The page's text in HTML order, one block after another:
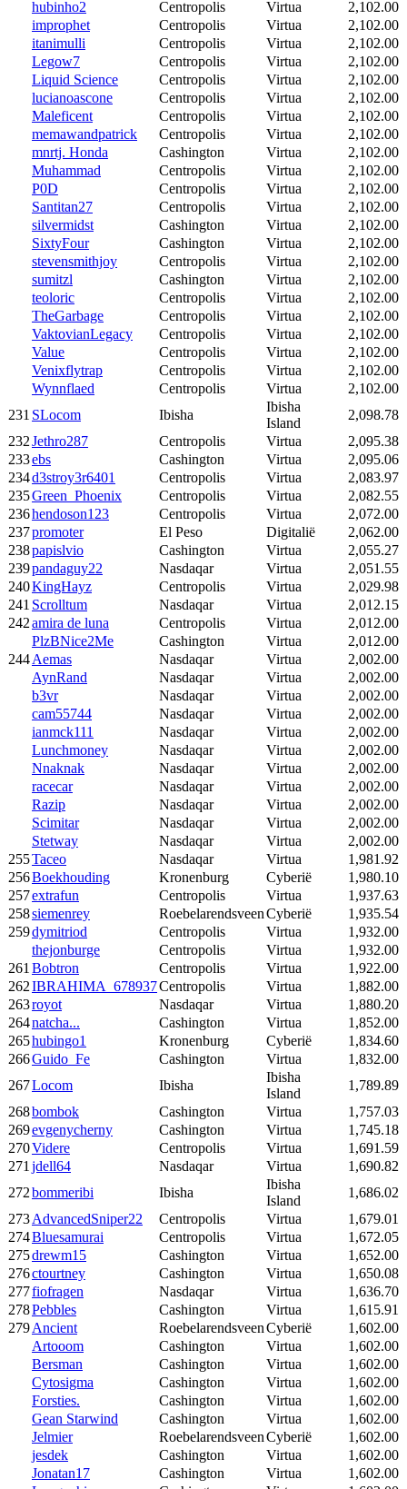
hubinho2 Centropolis Virtua
2,102.00
improphet
Centropolis Virtua
2,102.00
itanimulli
Centropolis Virtua
2,102.00
Legow7
Centropolis Virtua
2,102.00
Liquid Science
Centropolis Virtua
2,102.00
lucianoascone
Centropolis Virtua
2,102.00
Maleficent
Centropolis Virtua
2,102.00
memawandpatrick
Centropolis Virtua
2,102.00
mnrtj. Honda
Cashington Virtua
2,102.00
Muhammad
Centropolis Virtua
2,102.00
P0D
Centropolis Virtua
2,102.00
Santitan27
Centropolis Virtua
2,102.00
silvermidst
Cashington Virtua
2,102.00
SixtyFour
Cashington Virtua
2,102.00
stevensmithjoy
Centropolis Virtua
2,102.00
sumitzl
Cashington Virtua
2,102.00
teoloric
Centropolis Virtua
2,102.00
TheGarbage
Centropolis Virtua
2,102.00
VaktovianLegacy
Centropolis Virtua
2,102.00
Value
Centropolis Virtua
2,102.00
Venixflytrap
Centropolis Virtua
2,102.00
Wynnflaed
Centropolis Virtua
2,102.00
231 SLocom Ibisha
Ibisha
Island
2,098.78
232Jethro287 Centropolis Virtua
2,095.38
233ebs Cashington Virtua
2,095.06
234d3stroy3r6401 Centropolis Virtua
2,083.97
235Green_Phoenix Centropolis Virtua
2,082.55
236hendoson123 Centropolis Virtua
2,072.00
237promoter El Peso Digitalië
2,062.00
238papislvio Cashington Virtua
2,055.27
239pandaguy22 Nasdaqar Virtua
2,051.55
240KingHayz Centropolis Virtua
2,029.98
241 Scrolltum Nasdaqar Virtua
2,012.15
242amira de luna Centropolis Virtua
2,012.00
PlzBNice2Me
Cashington Virtua
2,012.00
244Aemas Nasdaqar Virtua
2,002.00
AynRand
Nasdaqar Virtua
2,002.00
b3vr
Nasdaqar Virtua
2,002.00
cam55744
Nasdaqar Virtua
2,002.00
ianmck111
Nasdaqar Virtua
2,002.00
Lunchmoney
Nasdaqar Virtua
2,002.00
Nnaknak
Nasdaqar Virtua
2,002.00
racecar
Nasdaqar Virtua
2,002.00
Razip
Nasdaqar Virtua
2,002.00
Scimitar
Nasdaqar Virtua
2,002.00
Stetway
Nasdaqar Virtua
2,002.00
255Taceo Nasdaqar Virtua
1,981.92
256Boekhouding Kronenburg Cyberië
1,980.10
257extrafun Centropolis Virtua
1,937.63
258siemenrey RoebelarendsveenCyberië
1,935.54
259dymitriod Centropolis Virtua
1,932.00
thejonburge
Centropolis Virtua
1,932.00
261 Bobtron Centropolis Virtua
1,922.00
262IBRAHIMA_678937Centropolis Virtua
1,882.00
263royot Nasdaqar Virtua
1,880.20
264natcha... Cashington Virtua
1,852.00
265hubingo1 Kronenburg Cyberië
1,834.60
266Guido_Fe Cashington Virtua
1,832.00
267Locom Ibisha
Ibisha
Island
1,789.89
268bombok Cashington Virtua
1,757.03
269evgenycherny Cashington Virtua
1,745.18
270Videre Centropolis Virtua
1,691.59
271 jdell64 Nasdaqar Virtua
1,690.82
272bommeribi Ibisha
Ibisha
Island
1,686.02
273AdvancedSniper22 Centropolis Virtua
1,679.01
274Bluesamurai Centropolis Virtua
1,672.05
275drewm15 Cashington Virtua
1,652.00
276ctourtney Cashington Virtua
1,650.08
277fiofragen Nasdaqar Virtua
1,636.70
278Pebbles Cashington Virtua
1,615.91
279Ancient RoebelarendsveenCyberië
1,602.00
Artooom
Cashington Virtua
1,602.00
Bersman
Cashington Virtua
1,602.00
Cytosigma
Cashington Virtua
1,602.00
Forsties.
Cashington Virtua
1,602.00
Gean Starwind
Cashington Virtua
1,602.00
Jelmier
RoebelarendsveenCyberië
1,602.00
jesdek
Cashington Virtua
1,602.00
Jonatan17
Cashington Virtua
1,602.00